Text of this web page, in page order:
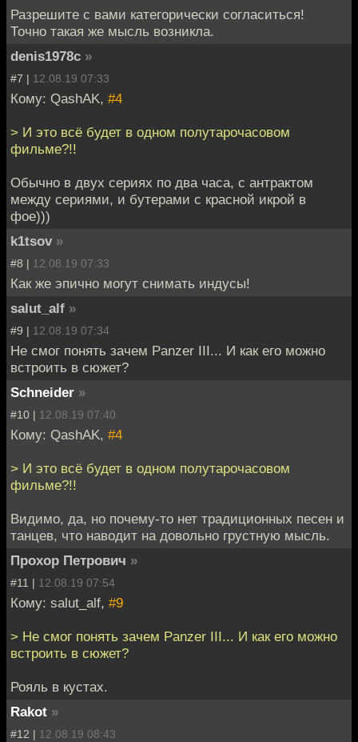
Разрешите с вами категорически согласиться!
Точно такая же мысль возникла.
denis1978c »
#7 | 12.08.19 07:33
Кому: QashAK, #4
> И это всё будет в одном полутарочасовом
фильме?!!
Обычно в двух сериях по два часа, с антрактом
между сериями, и бутерами с красной икрой в
фое)))
k1tsov »
#8 | 12.08.19 07:33
Как же эпично могут снимать индусы!
salut_alf »
#9 | 12.08.19 07:34
Не смог понять зачем Panzer III... И как его можно
встроить в сюжет?
Schneider »
#10 | 12.08.19 07:40
Кому: QashAK, #4
> И это всё будет в одном полутарочасовом
фильме?!!
Видимо, да, но почему-то нет традиционных песен и
танцев, что наводит на довольно грустную мысль.
Прохор Петрович »
#11 | 12.08.19 07:54
Кому: salut_alf, #9
> Не смог понять зачем Panzer III... И как его можно
встроить в сюжет?
Рояль в кустах.
Rakot »
#12 | 12.08.19 08:43